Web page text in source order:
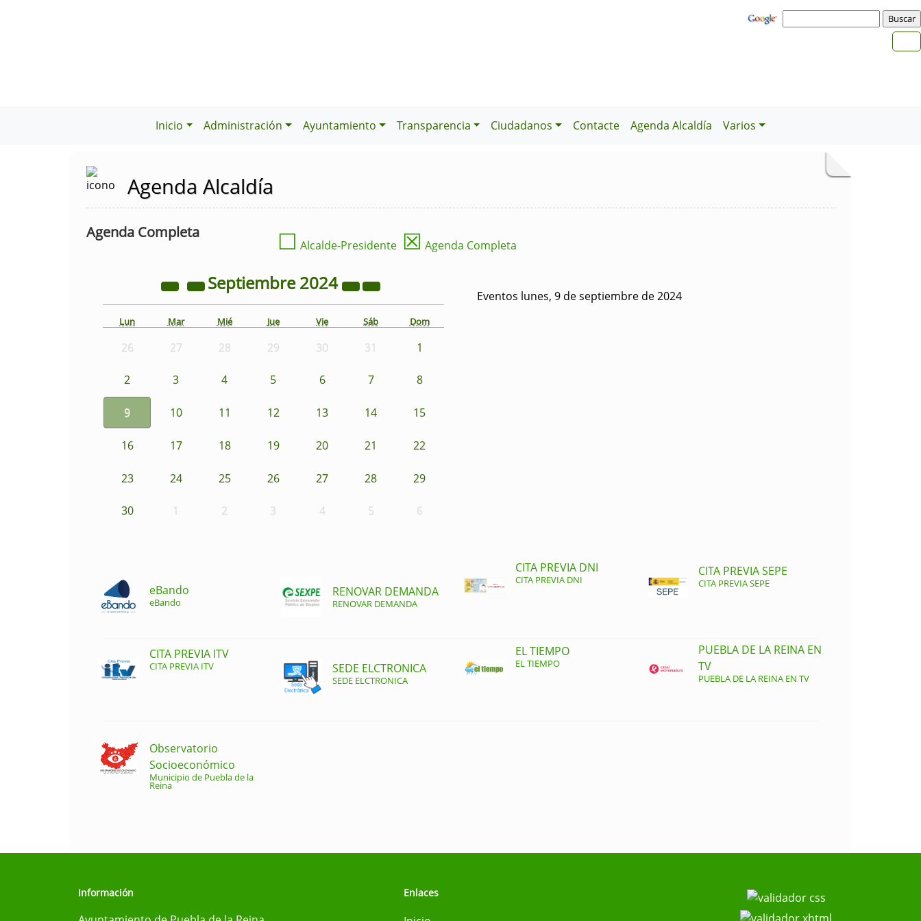
Inicio Administración Ayuntamiento Transparencia Ciudadanos Contacte Agenda Alcaldía Varios
Agenda Alcaldía
Agenda Completa ☐ Alcalde-Presidente ☒ Agenda Completa
Septiembre2024
Lun Mar Mié Jue Vie Sáb Dom
26 27 28 29 30 31 1
2 3 4 5 6 7 8
9 10 11 12 13 14 15
16 17 18 19 20 21 22
23 24 25 26 27 28 29
30 1 2 3 4 5 6
Eventos lunes, 9 de septiembre de 2024
eBando
eBando
RENOVAR DEMANDA
RENOVAR DEMANDA
CITA PREVIA DNI
CITA PREVIA DNI
CITA PREVIA SEPE
CITA PREVIA SEPE
CITA PREVIA ITV
CITA PREVIA ITV SEDE ELCTRONICA
SEDE ELCTRONICA
EL TIEMPO
EL TIEMPO
PUEBLA DE LA REINA EN
TV
PUEBLA DE LA REINA EN TV
Observatorio
Socioeconómico
Municipio de Puebla de la
Reina
Información Enlaces